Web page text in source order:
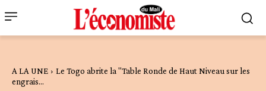
A LA UNE
Le Togo abrite la "Table Ronde de Haut Niveau sur les
engrais...